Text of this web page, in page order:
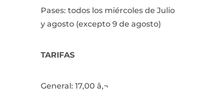
Pases: todos los miércoles de Julio
y agosto (excepto 9 de agosto)
TARIFAS
General: 17,00 â‚¬